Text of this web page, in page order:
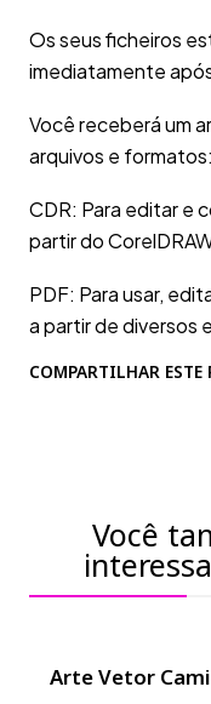
Os seus ficheiros
imediatamente
Você receberá um
arquivos e formatos:
CDR: Para editar e
partir do
PDF: Para usar,
a partir de diversos
COMPARTILHAR ESTE
Você
Arte Vetor